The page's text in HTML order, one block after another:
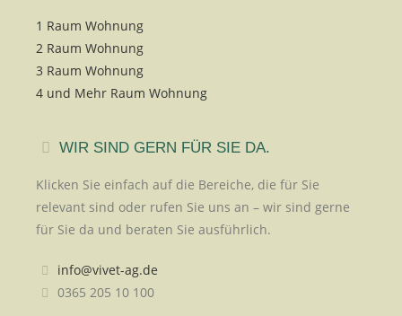
1 Raum Wohnung
2 Raum Wohnung
3 Raum Wohnung
4 und Mehr Raum Wohnung
WIR SIND GERN FÜR SIE DA.
Klicken Sie einfach auf die Bereiche, die für Sie
relevant sind oder rufen Sie uns an – wir sind gerne
für Sie da und beraten Sie ausführlich.
info@vivet-ag.de
0365 205 10 100